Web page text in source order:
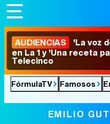
AUDIENCIAS 'La voz
en La 1 y 'Una receta
Telecinco
FórmulaTV Famosos
EMILIO